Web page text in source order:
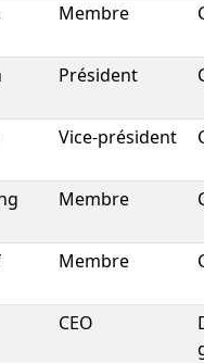
Membre
Président
Vice-président
Membre
Membre
CEO